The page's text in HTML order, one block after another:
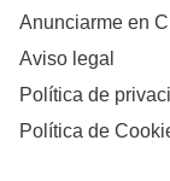
Anunciarme en
Aviso legal
Política de
Política de